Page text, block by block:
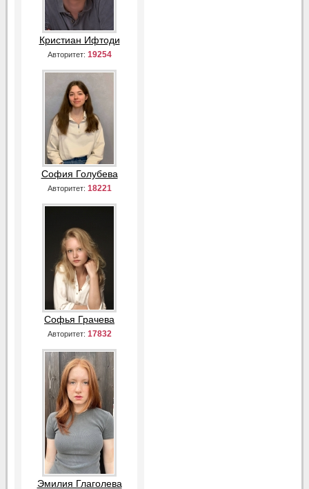
Кристиан Ифтоди
Авторитет: 19254
София Голубева
Авторитет: 18221
Софья Грачева
Авторитет: 17832
Эмилия Глаголева